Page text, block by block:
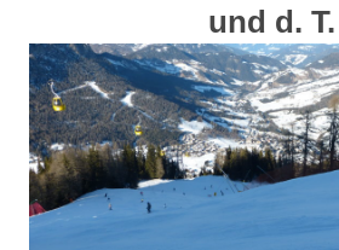
und d. T.